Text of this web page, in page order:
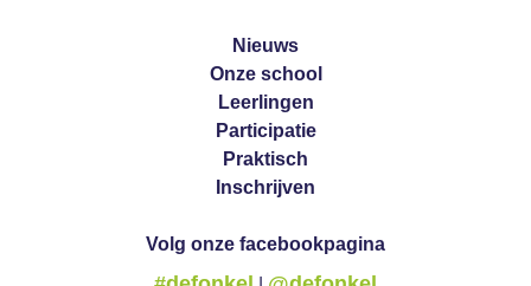
Nieuws
Onze school
Leerlingen
Participatie
Praktisch
Inschrijven
Volg onze facebookpagina